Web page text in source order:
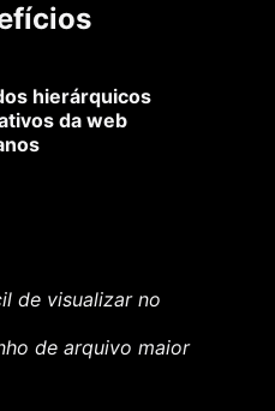
hierárquicos
da web
de visualizar no
de arquivo maior